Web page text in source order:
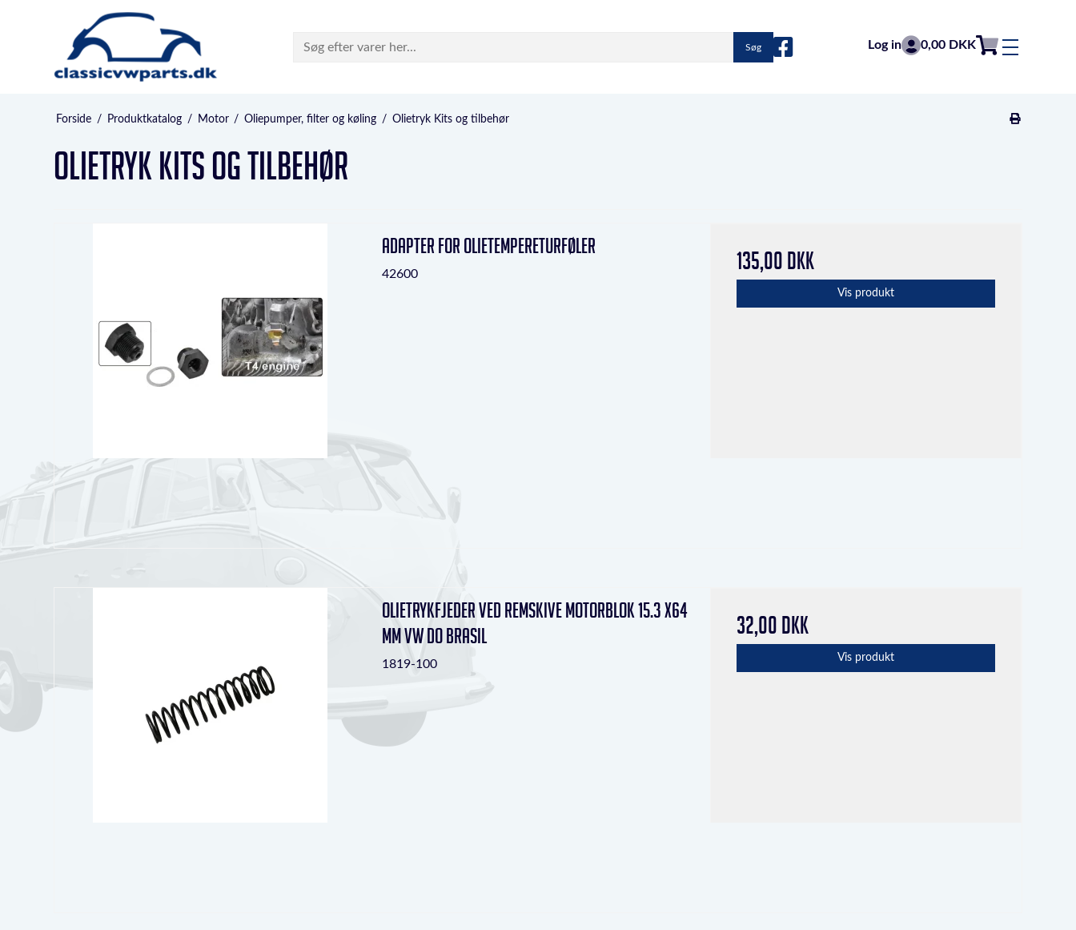
Søg Log in 0,00 DKK
Forside / Produktkatalog / Motor / Oliepumper, filter og køling / Olietryk Kits og tilbehør
Olietryk Kits og tilbehør
Adapter for olietempereturføler
42600 135,00 DKK
Vis produkt
Olietrykfjeder ved remskive motorblok 15.3 x64
mm VW do Brasil
1819-100
32,00 DKK
Vis produkt